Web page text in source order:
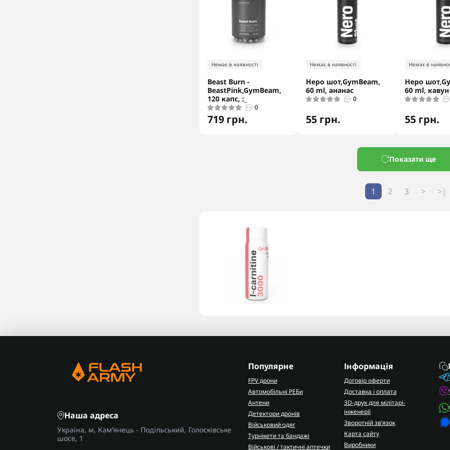
Немає в наявності
Beast Burn -
BeastPink,GymBeam,
120 капс, :_
0
719 грн.
Немає в наявності
Неро шот,GymBeam,
60 ml, ананас
0
55 грн.
Немає в
Неро
60 ml, кавун
55 грн.
Показати ще
1 2 3 > >|
Наша адреса
Україна, м, Кам’янець - Подільський, Голосківське
шосе, 1
Популярне
FPV дрони
Автомобільні РЕБи
Антени
Детектори дронів
Військовий одяг
Турнікети та бандажі
Військові / тактичні аптечки
Інформація
Договір оферти
Доставка і оплата
3D-друк для мілітарі-
інженерії
Зворотній зв’язок
Карта сайту
Виробники